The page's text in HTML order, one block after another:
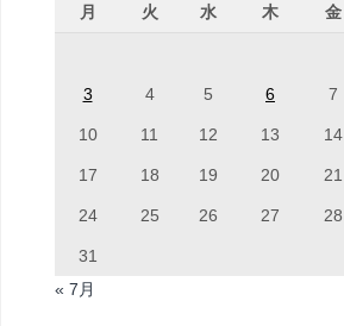
月 火 水 木 金
3 4 5 6 7
10 11 12 13 14
17 18 19 20 21
24 25 26 27 28
31
« 7月